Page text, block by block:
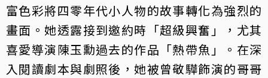
富色彩將四零年代小人物的故事轉化為強烈的
畫面。她透露接到邀約時「超級興奮」，尤其
喜愛導演陳玉勳過去的作品「熱帶魚」。在深
入閱讀劇本與劇照後，她被曾敬驊飾演的哥哥